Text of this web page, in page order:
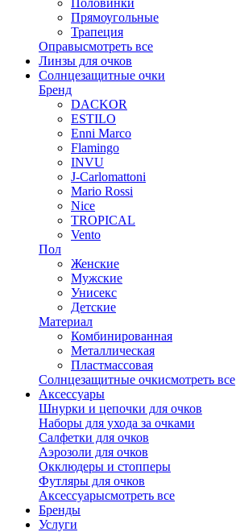
Прямоугольные
Трапеция
Оправысмотреть все
Линзы для очков
Солнцезащитные очки
Бренд
DACKOR
ESTILO
Enni Marco
Flamingo
INVU
J-Carlomattoni
Mario Rossi
Nice
TROPICAL
Vento
Пол
Женские
Мужские
Унисекс
Детские
Материал
Комбинированная
Металлическая
Пластмассовая
Солнцезащитные очкисмотреть все
Аксессуары
Шнурки и цепочки для очков
Наборы для ухода за очками
Салфетки для очков
Аэрозоли для очков
Окклюдеры и стопперы
Футляры для очков
Аксессуарысмотреть все
Бренды
Услуги